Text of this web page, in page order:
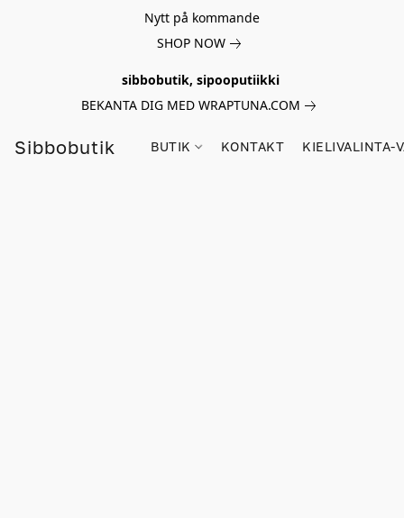
Nytt på kommande
SHOP NOW
sibbobutik, sipooputiikki
BEKANTA DIG MED WRAPTUNA.COM
Sibbobutik BUTIK KONTAKT KIELIVALINTA-